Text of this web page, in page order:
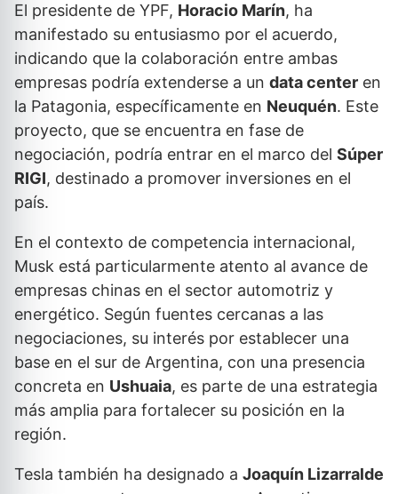
El presidente de YPF, Horacio Marín, ha
manifestado su entusiasmo por el acuerdo,
indicando que la colaboración entre ambas
empresas podría extenderse a un data center en
la Patagonia, específicamente en Neuquén. Este
proyecto, que se encuentra en fase de
negociación, podría entrar en el marco del Súper
RIGI, destinado a promover inversiones en el
país.
En el contexto de competencia internacional,
Musk está particularmente atento al avance de
empresas chinas en el sector automotriz y
energético. Según fuentes cercanas a las
negociaciones, su interés por establecer una
base en el sur de Argentina, con una presencia
concreta en Ushuaia, es parte de una estrategia
más amplia para fortalecer su posición en la
región.
Tesla también ha designado a Joaquín Lizarralde